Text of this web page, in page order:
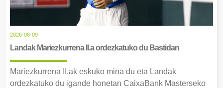
2026-08-09
Landak Mariezkurrena II.a ordezkatuko du Bastidan
Mariezkurrena II.ak eskuko mina du eta Landak
ordezkatuko du igande honetan CaixaBank Masterseko